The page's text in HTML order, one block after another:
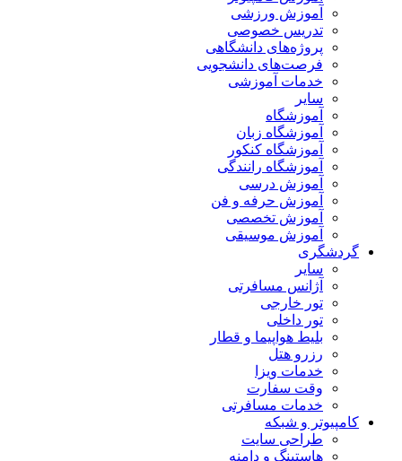
آموزش ورزشی
تدریس خصوصی
پروژه‌های دانشگاهی
فرصت‌های دانشجویی
خدمات آموزشی
سایر
آموزشگاه
آموزشگاه زبان
آموزشگاه کنکور
آموزشگاه رانندگی
آموزش درسی
آموزش حرفه و فن
آموزش تخصصی
آموزش موسیقی
گردشگری
سایر
آژانس مسافرتی
تور خارجی
تور داخلی
بلیط هواپیما و قطار
رزرو هتل
خدمات ویزا
وقت سفارت
خدمات مسافرتی
کامپیوتر و شبکه
طراحی سایت
هاستینگ و دامنه